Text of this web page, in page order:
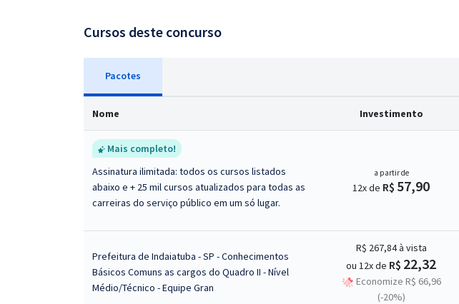
Cursos deste concurso
Pacotes
Nome Investimento
Mais completo!
Assinatura ilimitada: todos os cursos listados
abaixo e + 25 mil cursos atualizados para todas as
carreiras do serviço público em um só lugar.
a partir de
12x de R$ 57,90
Prefeitura de Indaiatuba - SP - Conhecimentos
Básicos Comuns as cargos do Quadro II - Nível
Médio/Técnico - Equipe Gran
R$ 267,84à vista
ou 12x de R$ 22,32
Economize R$ 66,96
(-20%)